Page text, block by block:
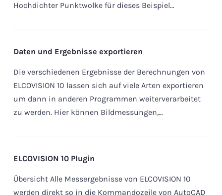
Hochdichter Punktwolke für dieses Beispiel…
Daten und Ergebnisse exportieren
Die verschiedenen Ergebnisse der Berechnungen von
ELCOVISION 10 lassen sich auf viele Arten exportieren
um dann in anderen Programmen weiterverarbeitet
zu werden. Hier können Bildmessungen,…
ELCOVISION 10 Plugin
Übersicht Alle Messergebnisse von ELCOVISION 10
werden direkt so in die Kommandozeile von AutoCAD